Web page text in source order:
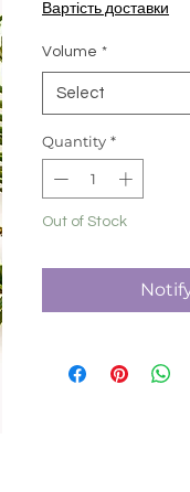
Вартість доставки
Volume *
Select
Quantity *
Out of Stock